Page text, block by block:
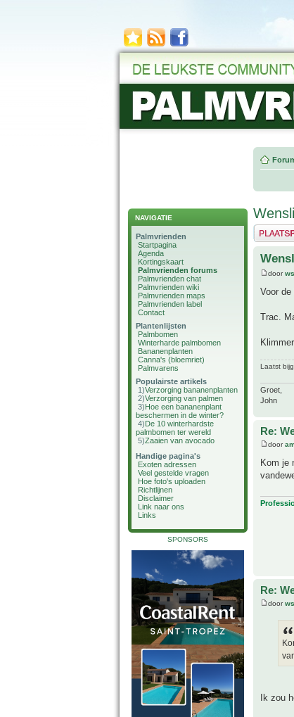
NAVIGATIE
Palmvrienden
Startpagina
Agenda
Kortingskaart
Palmvrienden forums
Palmvrienden chat
Palmvrienden wiki
Palmvrienden maps
Palmvrienden label
Contact
Plantenlijsten
Palmbomen
Winterharde palmbomen
Bananenplanten
Canna's (bloemriet)
Palmvarens
Populairste artikels
1)Verzorging bananenplanten
2)Verzorging van palmen
3)Hoe een bananenplant
beschermen in de winter?
4)De 10 winterhardste
palmbomen ter wereld
5)Zaaien van avocado
Handige pagina's
Exoten adressen
Veel gestelde vragen
Hoe foto's uploaden
Richtlijnen
Disclaimer
Link naar ons
Links
SPONSORS
Plaats een
door
Voor
Trac.
Laatst
Groet,
John
Re:
door
Kom je
Re:
door
Ik zou